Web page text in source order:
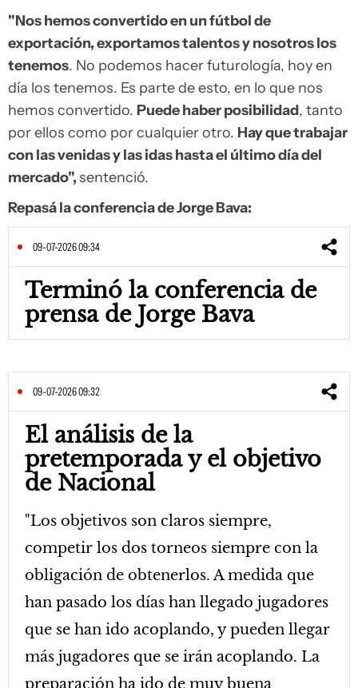
"Nos hemos convertido en un fútbol de
exportación, exportamos talentos y nosotros los
tenemos. No podemos hacer futurología, hoy en
día los tenemos. Es parte de esto, en lo que nos
hemos convertido. Puede haber posibilidad, tanto
por ellos como por cualquier otro. Hay que trabajar
con las venidas y las idas hasta el último día del
mercado",sentenció.
Repasá la conferencia de Jorge Bava:
09-07-2026 09:34
Terminó la conferencia de
prensa de Jorge Bava
09-07-2026 09:32
El análisis de la
pretemporada y el objetivo
de Nacional
"Los objetivos son claros siempre,
competir los dos torneos siempre con la
obligación de obtenerlos. A medida que
han pasado los días han llegado jugadores
que se han ido acoplando, y pueden llegar
más jugadores que se irán acoplando. La
preparación ha ido de muy buena